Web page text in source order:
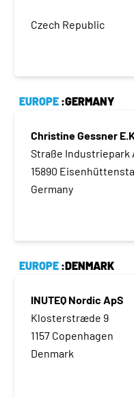
Czech Republic
EUROPE :GERMANY
Christine Gessner
Straße Industriepark
15890
Germany
EUROPE :DENMARK
INUTEQ Nordic ApS
Klosterstræde 9
1157 Copenhagen
Denmark